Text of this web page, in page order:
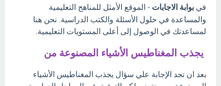
في بوابة الاجابات - الموقع الأمثل للمناهج التعليمية
والمساعدة في حلول الأسئلة والكتب الدراسية. نحن هنا
لمساعدتك في الوصول إلى أعلى المستويات التعليمية.
يجذب المغناطيس الأشياء المصنوعة من
بعد ان تجد الإجابة علي سؤال يجذب المغناطيس الأشياء